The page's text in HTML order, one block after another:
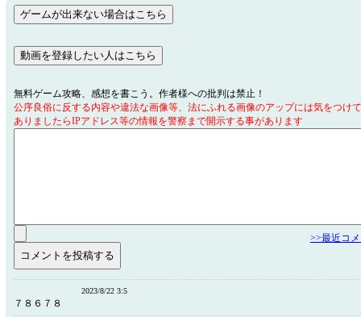
無料ゲーム攻略、感想を書こう。作者様への批判は禁止！
公序良俗に反する内容や違法な画像等、法にふれる画像のアップには気をつけ
ありましたらIPアドレス等の情報を警察まで開示する事があります
>>最近コ
2023/8/22 3:5
７８６７８